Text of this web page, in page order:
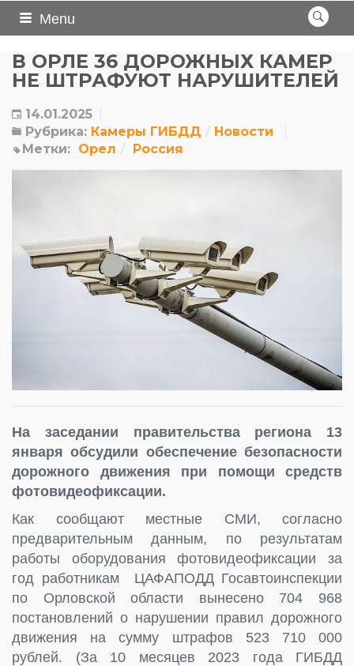
Menu
В ОРЛЕ 36 ДОРОЖНЫХ КАМЕР
НЕ ШТРАФУЮТ НАРУШИТЕЛЕЙ
14.01.2025
Рубрика: Камеры ГИБДД
Новости
Метки: Орел Россия
На заседании правительства региона 13
января обсудили обеспечение безопасности
дорожного движения при помощи средств
фотовидеофиксации.
Как сообщают местные СМИ, согласно
предварительным данным, по результатам
работы оборудования фотовидеофиксации за
год работникам ЦАФАПОДД Госавтоинспекции
по Орловской области вынесено 704 968
постановлений о нарушении правил дорожного
движения на сумму штрафов 523 710 000
рублей. (За 10 месяцев 2023 года ГИБДД